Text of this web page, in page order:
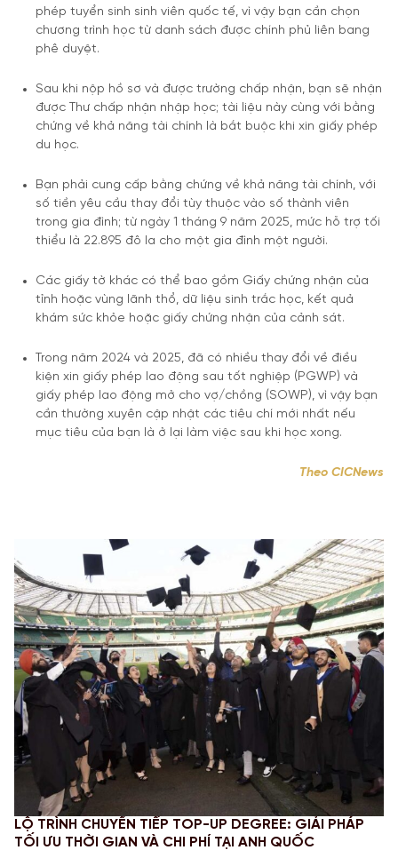
phép tuyển sinh sinh viên quốc tế, vì vậy bạn cần chọn
chương trình học từ danh sách được chính phủ liên bang
phê duyệt.
Sau khi nộp hồ sơ và được trường chấp nhận, bạn sẽ nhận
được Thư chấp nhận nhập học; tài liệu này cùng với bằng
chứng về khả năng tài chính là bắt buộc khi xin giấy phép
du học.
Bạn phải cung cấp bằng chứng về khả năng tài chính, với
số tiền yêu cầu thay đổi tùy thuộc vào số thành viên
trong gia đình; từ ngày 1 tháng 9 năm 2025, mức hỗ trợ tối
thiểu là 22.895 đô la cho một gia đình một người.
Các giấy tờ khác có thể bao gồm Giấy chứng nhận của
tỉnh hoặc vùng lãnh thổ, dữ liệu sinh trắc học, kết quả
khám sức khỏe hoặc giấy chứng nhận của cảnh sát.
Trong năm 2024 và 2025, đã có nhiều thay đổi về điều
kiện xin giấy phép lao động sau tốt nghiệp (PGWP) và
giấy phép lao động mở cho vợ/chồng (SOWP), vì vậy bạn
cần thường xuyên cập nhật các tiêu chí mới nhất nếu
mục tiêu của bạn là ở lại làm việc sau khi học xong.
Theo CICNews
LỘ TRÌNH CHUYỂN TIẾP TOP-UP DEGREE: GIẢI PHÁP
TỐI ƯU THỜI GIAN VÀ CHI PHÍ TẠI ANH QUỐC